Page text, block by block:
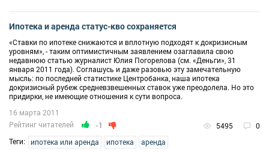
Ипотека и аренда статус-кво сохраняется
«Ставки по ипотеке снижаются и вплотную подходят к докризисным
уровням», - таким оптимистичным заявлением озаглавила свою
недавнюю статью журналист Юлия Погорелова (см. «Деньги», 31
января 2011 года). Соглашусь и даже разовью эту замечательную
мысль: по последней статистике Центробанка, наша ипотека
докризисный рубеж средневзвешенных ставок уже преодолела. Но это
придирки, не имеющие отношения к сути вопроса.
Рейтинг читателей -1 5495 0
16 марта 2011
Теги: ипотека или аренда ипотека аренда